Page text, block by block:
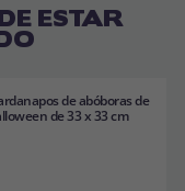
ESTAR
de abóboras de
de 33 x 33 cm